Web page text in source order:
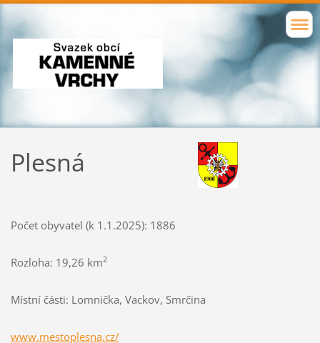
Plesná
Počet obyvatel (k 1.1.2025): 1886
Rozloha: 19,26 km2
Místní části: Lomnička, Vackov, Smrčina
www.mestoplesna.cz/